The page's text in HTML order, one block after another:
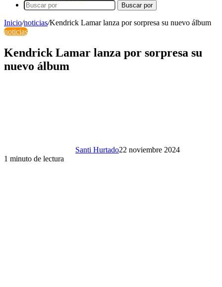
Buscar por
Inicio/noticias/Kendrick Lamar lanza por sorpresa su nuevo álbum
noticias
Kendrick Lamar lanza por sorpresa su
nuevo álbum
Santi Hurtado22 noviembre 2024
1 minuto de lectura